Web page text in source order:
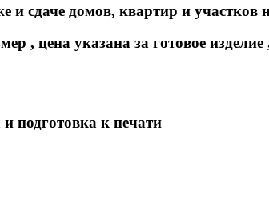
сдаче домов, квартир и участков
, цена указана за готовое
подготовка к печати